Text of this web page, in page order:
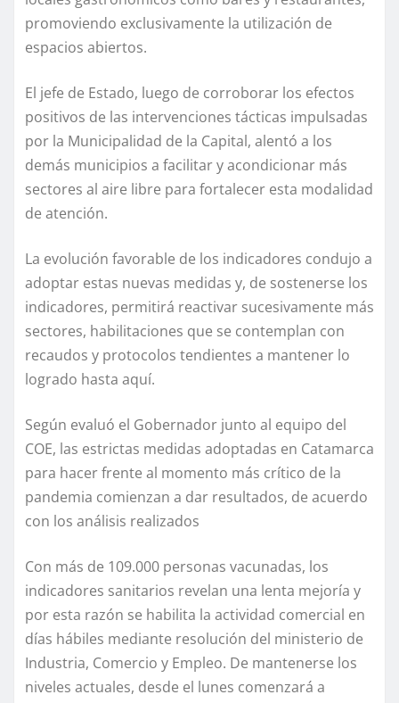
promoviendo exclusivamente la utilización de
espacios abiertos.
El jefe de Estado, luego de corroborar los efectos
positivos de las intervenciones tácticas impulsadas
por la Municipalidad de la Capital, alentó a los
demás municipios a facilitar y acondicionar más
sectores al aire libre para fortalecer esta modalidad
de atención.
La evolución favorable de los indicadores condujo a
adoptar estas nuevas medidas y, de sostenerse los
indicadores, permitirá reactivar sucesivamente más
sectores, habilitaciones que se contemplan con
recaudos y protocolos tendientes a mantener lo
logrado hasta aquí.
Según evaluó el Gobernador junto al equipo del
COE, las estrictas medidas adoptadas en Catamarca
para hacer frente al momento más crítico de la
pandemia comienzan a dar resultados, de acuerdo
con los análisis realizados
Con más de 109.000 personas vacunadas, los
indicadores sanitarios revelan una lenta mejoría y
por esta razón se habilita la actividad comercial en
días hábiles mediante resolución del ministerio de
Industria, Comercio y Empleo. De mantenerse los
niveles actuales, desde el lunes comenzará a